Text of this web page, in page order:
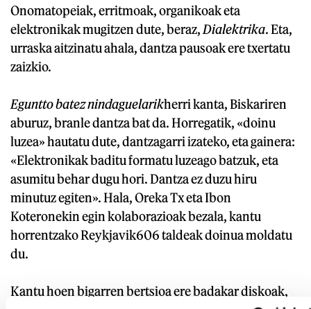
Onomatopeiak, erritmoak, organikoak eta
elektronikak mugitzen dute, beraz, Dialektrika. Eta,
urraska aitzinatu ahala, dantza pausoak ere txertatu
zaizkio.
Eguntto batez nindaguelarikherri kanta, Biskariren
aburuz, branle dantza bat da. Horregatik, «doinu
luzea» hautatu dute, dantzagarri izateko, eta gainera:
«Elektronikak baditu formatu luzeago batzuk, eta
asumitu behar dugu hori. Dantza ez duzu hiru
minutuz egiten». Hala, Oreka Tx eta Ibon
Koteronekin egin kolaborazioak bezala, kantu
horrentzako Reykjavik606 taldeak doinua moldatu
du.
Kantu hoen bigarren bertsioa ere badakar diskoak,